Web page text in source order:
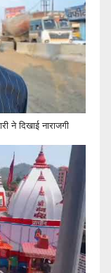
ने दिखाई नाराजगी